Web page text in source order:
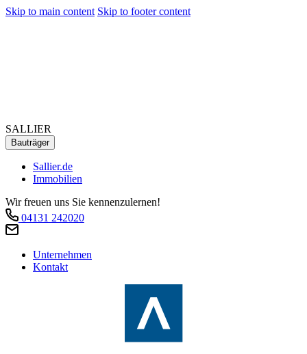
Skip to main content Skip to footer content
SALLIER
Bauträger
Sallier.de
Immobilien
Wir freuen uns Sie kennenzulernen!
04131 242020
Unternehmen
Kontakt